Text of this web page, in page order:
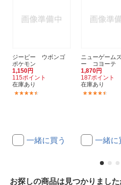
ジーピー ウボンゴ
ポケモン
1,150円
115ポイント
在庫あり
一緒に買う
ニューゲーム
ー コヨーテ
1,870円
187ポイント
在庫あり
一緒に
お探しの商品は見つかりまし